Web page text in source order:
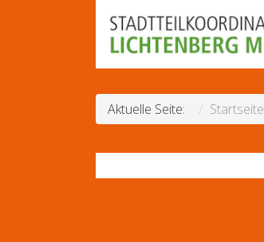
Aktuelle Seite: Startseite